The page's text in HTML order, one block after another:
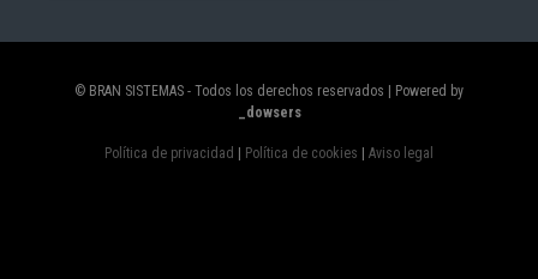
© BRAN SISTEMAS - Todos los derechos reservados | Powered by
_dowsers
Política de privacidad Política de cookies Aviso legal